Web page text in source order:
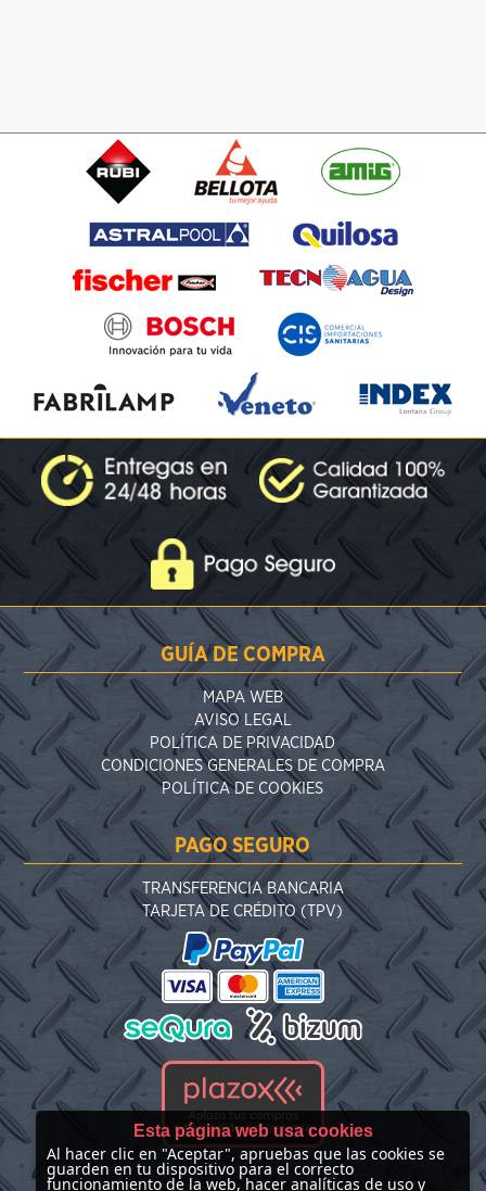
GUÍA DE COMPRA
MAPA WEB
AVISO LEGAL
POLÍTICA DE PRIVACIDAD
CONDICIONES GENERALES DE COMPRA
POLÍTICA DE COOKIES
PAGO SEGURO
TRANSFERENCIA BANCARIA
TARJETA DE CRÉDITO (TPV)
Esta página web usa cookies
Al hacer clic en "Aceptar", apruebas que las cookies se
guarden en tu dispositivo para el correcto
funcionamiento de la web, hacer analíticas de uso y